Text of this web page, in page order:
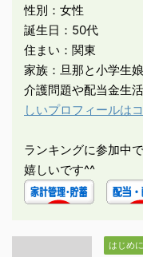
性別：女性
誕生日：50代
住まい：関東
家族：旦那と小学生
介護問題や配当金生
しいプロフィールは
ランキングに参加中
嬉しいです^^
はじめ